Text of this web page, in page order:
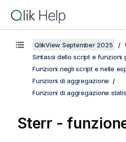
QlikView September 2025
Sintassi dello script e funzioni
Funzioni negli script e nelle
Funzioni di aggregazione
Funzioni di aggregazione
Sterr -